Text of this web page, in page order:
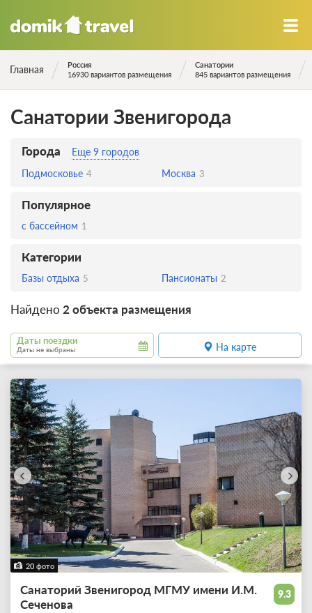
Главная
Россия
16930 вариантов размещения
Санатории
845 вариантов размещения
Санатории Звенигорода
Города
Еще 9 городов
Подмосковье 4 Москва 3
Популярное
с бассейном 1
Категории
Базы отдыха 5 Пансионаты 2
Найдено 2 объекта размещения
Даты поездки
Даты не выбраны На карте
20 фото
9.3
Санаторий Звенигород МГМУ имени И.М.
Сеченова